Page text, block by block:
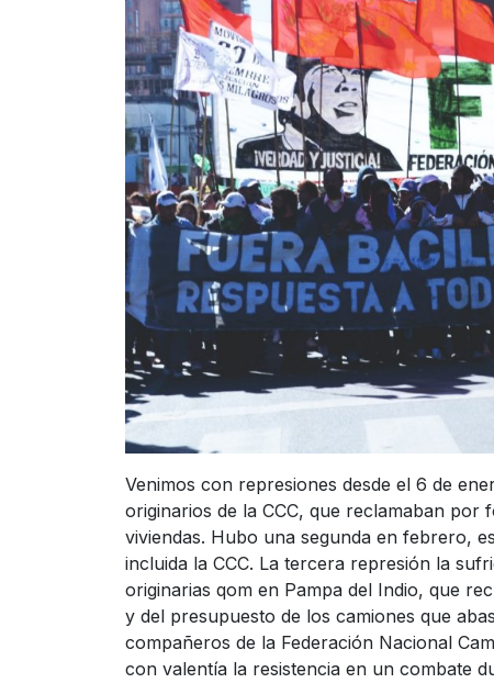
Venimos con represiones desde el 6 de
originarios de la CCC, que reclamaban
viviendas. Hubo una segunda en febrero,
incluida la CCC. La tercera represión la
originarias qom en Pampa del Indio, que
y del presupuesto de los camiones que
compañeros de la Federación Nacional
con valentía la resistencia en un combate